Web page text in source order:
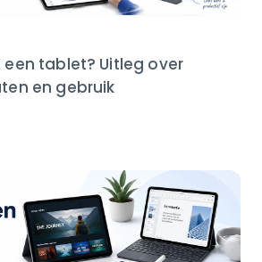
tablet? Uitleg over
en gebruik